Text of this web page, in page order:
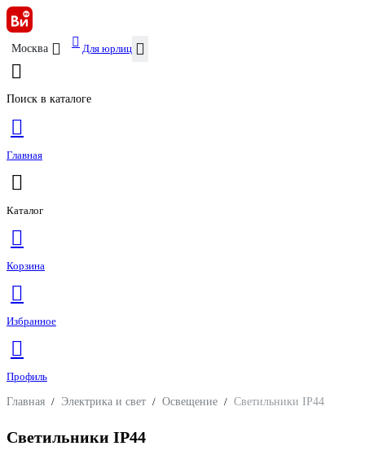
Москва Для юрлиц
Поиск в каталоге
Главная
Каталог
Корзина
Избранное
Профиль
Главная / Электрика и свет / Освещение / Светильники IP44
Светильники IP44